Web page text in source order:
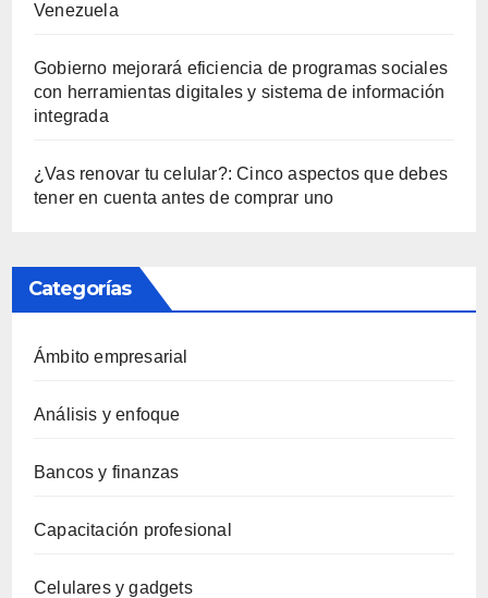
Venezuela
Gobierno mejorará eficiencia de programas sociales
con herramientas digitales y sistema de información
integrada
¿Vas renovar tu celular?: Cinco aspectos que debes
tener en cuenta antes de comprar uno
Categorías
Ámbito empresarial
Análisis y enfoque
Bancos y finanzas
Capacitación profesional
Celulares y gadgets